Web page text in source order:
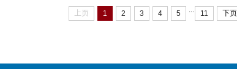
上页 1 2 3 4 5 ... 11 下页